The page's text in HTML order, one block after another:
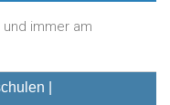
immer am